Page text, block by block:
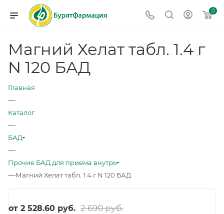
0
Магний Хелат табл. 1.4 г
N 120 БАД
Главная
—
Каталог
—
БАД
—
Прочие БАД для приема внутрь
—Магний Хелат табл. 1.4 г N 120 БАД
от 2 528.60 руб. 2 690 руб.